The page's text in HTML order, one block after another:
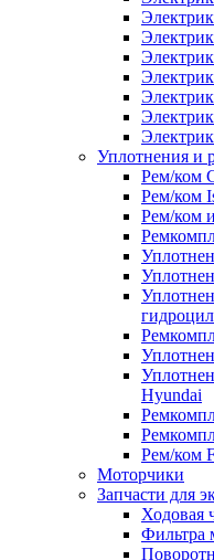
Уплотнения и
Рем/ком
Рем/ком
Рем/ком
Hyundai
Рем/ком
Моторчики
Запчасти для
Ходовая
Фильтра